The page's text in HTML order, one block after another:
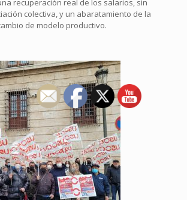
recuperación real de los salarios, sin
colectiva, y un abaratamiento de la
de modelo productivo.